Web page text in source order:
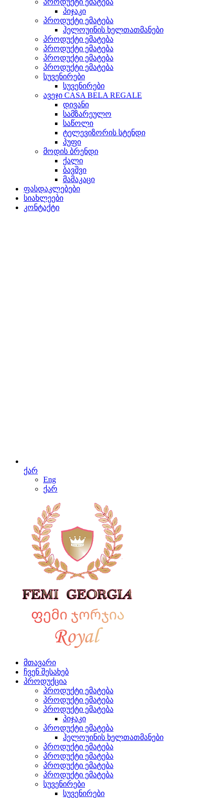
პროდუქტი ემატება
პიჯაკი
პროდუქტი ემატება
ჰელოუინის ხელთათმანები
პროდუქტი ემატება
პროდუქტი ემატება
პროდუქტი ემატება
პროდუქტი ემატება
სუვენირები
სუვენირები
ავეჯი CASA BELA REGALE
დივანი
სამზარეულო
საწოლი
ტელევიზორის სტენდი
პუფი
მოდის ბრენდი
ქალი
ბავშვი
მამაკაცი
ფასდაკლებები
სიახლეები
კონტაქტი
ქარ
Eng
ქარ
მთავარი
ჩვენ შესახებ
პროდუქცია
პროდუქტი ემატება
პროდუქტი ემატება
პროდუქტი ემატება
პიჯაკი
პროდუქტი ემატება
ჰელოუინის ხელთათმანები
პროდუქტი ემატება
პროდუქტი ემატება
პროდუქტი ემატება
პროდუქტი ემატება
სუვენირები
სუვენირები